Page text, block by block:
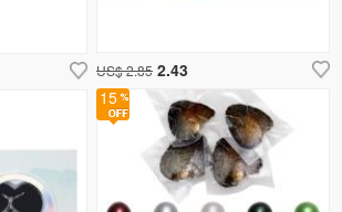
15
US$ 2.85 2.43